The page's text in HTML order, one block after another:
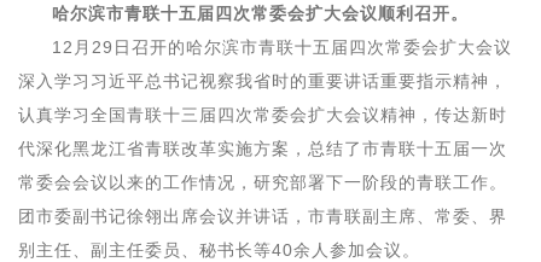
哈尔滨市青联十五届四次常委会扩大会议顺利召开。
12月29日召开的哈尔滨市青联十五届四次常委会扩大会议
深入学习习近平总书记视察我省时的重要讲话重要指示精神，
认真学习全国青联十三届四次常委会扩大会议精神，传达新时
代深化黑龙江省青联改革实施方案，总结了市青联十五届一次
常委会会议以来的工作情况，研究部署下一阶段的青联工作。
团市委副书记徐翎出席会议并讲话，市青联副主席、常委、界
别主任、副主任委员、秘书长等40余人参加会议。